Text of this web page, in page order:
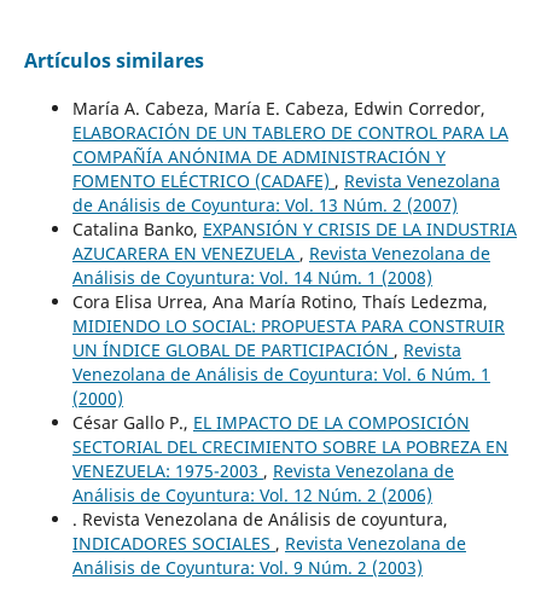
Artículos similares
María A. Cabeza, María E. Cabeza, Edwin Corredor,
ELABORACIÓN DE UN TABLERO DE CONTROL PARA LA
COMPAÑÍA ANÓNIMA DE ADMINISTRACIÓN Y
FOMENTO ELÉCTRICO (CADAFE) , Revista Venezolana
de Análisis de Coyuntura: Vol. 13 Núm. 2 (2007)
Catalina Banko, EXPANSIÓN Y CRISIS DE LA INDUSTRIA
AZUCARERA EN VENEZUELA , Revista Venezolana de
Análisis de Coyuntura: Vol. 14 Núm. 1 (2008)
Cora Elisa Urrea, Ana María Rotino, Thaís Ledezma,
MIDIENDO LO SOCIAL: PROPUESTA PARA CONSTRUIR
UN ÍNDICE GLOBAL DE PARTICIPACIÓN , Revista
Venezolana de Análisis de Coyuntura: Vol. 6 Núm. 1
(2000)
César Gallo P., EL IMPACTO DE LA COMPOSICIÓN
SECTORIAL DEL CRECIMIENTO SOBRE LA POBREZA EN
VENEZUELA: 1975-2003 , Revista Venezolana de
Análisis de Coyuntura: Vol. 12 Núm. 2 (2006)
. Revista Venezolana de Análisis de coyuntura,
INDICADORES SOCIALES , Revista Venezolana de
Análisis de Coyuntura: Vol. 9 Núm. 2 (2003)